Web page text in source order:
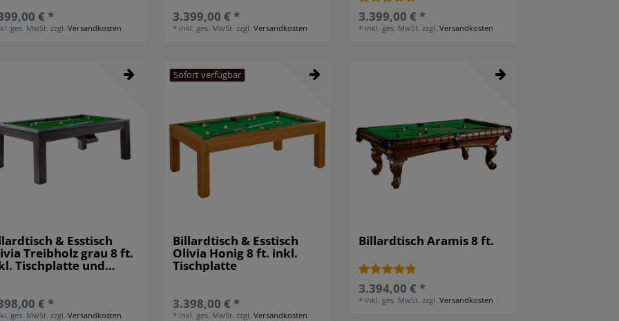
€ *
ges. MwSt. zzgl.Versandkosten
3.399,00 € *
* inkl. ges. MwSt. zzgl.Versandkosten
3.399,00 € *
* inkl. ges. MwSt. zzgl. Versandkosten
& Esstisch
Treibholz grau 8 ft.
Tischplatte und
€ *
ges. MwSt. zzgl.Versandkosten
Sofort verfügbar
Billardtisch & Esstisch
Olivia Honig 8 ft. inkl.
Tischplatte
3.398,00 € *
* inkl. ges. MwSt. zzgl.Versandkosten
Billardtisch Aramis 8 ft.
3.394,00 € *
* inkl. ges. MwSt. zzgl. Versandkosten